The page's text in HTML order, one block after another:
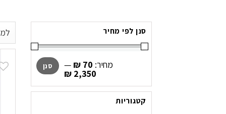
סנן לפי מחיר
סנן מחיר: ₪ 70
—
₪ 2,350
קטגוריות